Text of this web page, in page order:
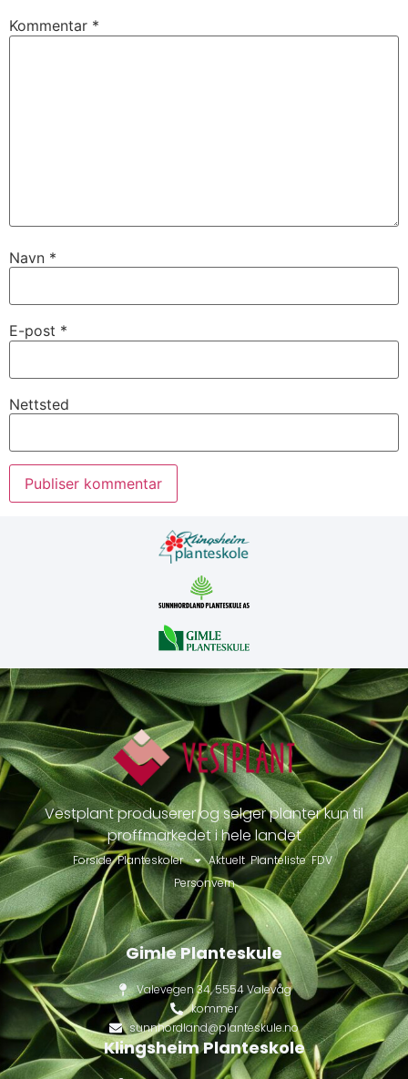
Kommentar *
Navn *
E-post *
Nettsted
Vestplant produserer og selger planter kun til
proffmarkedet i hele landet
Forside Planteskoler Aktuelt Planteliste FDV
Personvern
Gimle Planteskule
Valevegen 34, 5554 Valevåg
kommer
sunnhordland@planteskule.no
Klingsheim Planteskole